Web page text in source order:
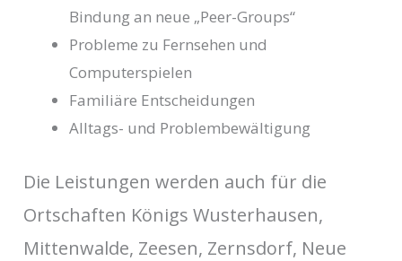
Bindung an neue „Peer-Groups“
Probleme zu Fernsehen und
Computerspielen
Familiäre Entscheidungen
Alltags- und Problembewältigung
Die Leistungen werden auch für die
Ortschaften Königs Wusterhausen,
Mittenwalde, Zeesen, Zernsdorf, Neue